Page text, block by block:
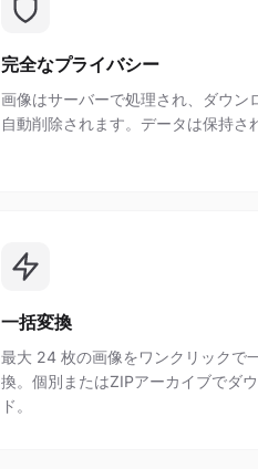
完全なプライバシー
画像はサーバーで処理され、ダウン
自動削除されます。データは保持さ
一括変換
最大 24 枚の画像をワンクリックで
換。個別またはZIPアーカイブでダ
ド。